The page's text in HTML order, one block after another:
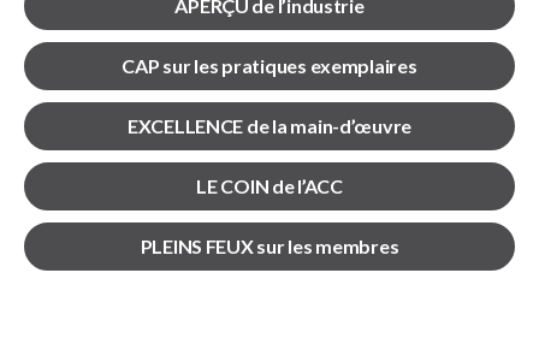
menu
APERÇU de l’industrie
CAP sur les pratiques exemplaires
EXCELLENCE de la main-d’œuvre
LE COIN de l’ACC
PLEINS FEUX sur les membres